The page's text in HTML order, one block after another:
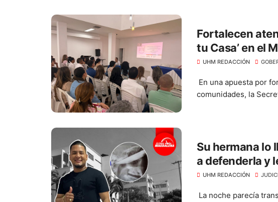
Fortalecen
tu Casa’ en el
UHM REDACCIÓN
En una apuesta por
comunidades, la
Su hermana lo
a defenderla y
ojo
UHM REDACCIÓN
La noche parecía